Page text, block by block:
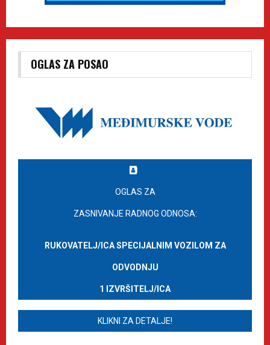
OGLAS ZA POSAO
OGLAS ZA
ZASNIVANJE RADNOG ODNOSA:
RUKOVATELJ/ICA SPECIJALNIM VOZILOM ZA
ODVODNJU
1 IZVRŠITELJ/ICA
KLIKNI ZA DETALJE!